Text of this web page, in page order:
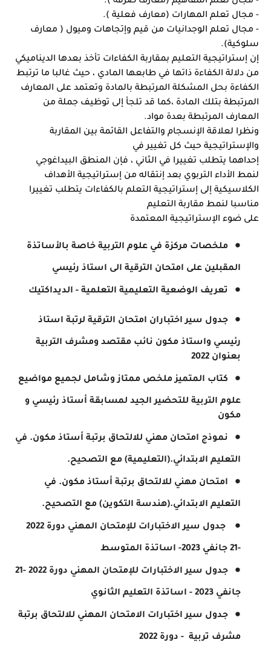
- مجال تعلم المهارات (معارف فعلية ).
سلوكية).
المعارف المرتبطة بعدة مواد.
والإستراتيجية حيث كل تغيير في
مناسبا لنمط مقاربة التعليم
على ضوء الإستراتيجية المعتمدة
ملخصات مركزة في علوم التربية خاصة بالأساتذة
المقبلين على امتحان الترقية الى استاذ رئيسي
تعريف الوضعية التعليمية التعلمية - الديداكتيك
جدول سير اختباران امتحان الترقية لرتبة استاذ
رئيسي واستاذ مكون نائب مقتصد ومشرف التربية
بعنوان 2022
كتاب المتميز ملخص ممتاز وشامل لجميع مواضيع
علوم التربية للتحضير الجيد لمسابقة أستاذ رئيسي و
مكون
نموذج امتحان مهني للالتحاق برتبة أستاذ مكون. في
التعليم الابتدائي.(التعليمية) مع التصحيح.
امتحان مهني للالتحاق برتبة أستاذ مكون. في
التعليم الابتدائي.(هندسة التكوين) مع التصحيح.
-21 جانفي 2023- اساتذة المتوسط
جدول سير الاختبارات للإمتحان المهني دورة 2022 -21
جانفي 2023 - اساتذة التعليم الثانوي
جدول سير اختبارات الامتحان المهني للالتحاق برتبة
مشرف تربية - دورة 2022